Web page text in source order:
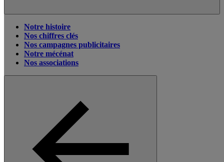
Notre histoire
Nos chiffres clés
Nos campagnes publicitaires
Notre mécénat
Nos associations